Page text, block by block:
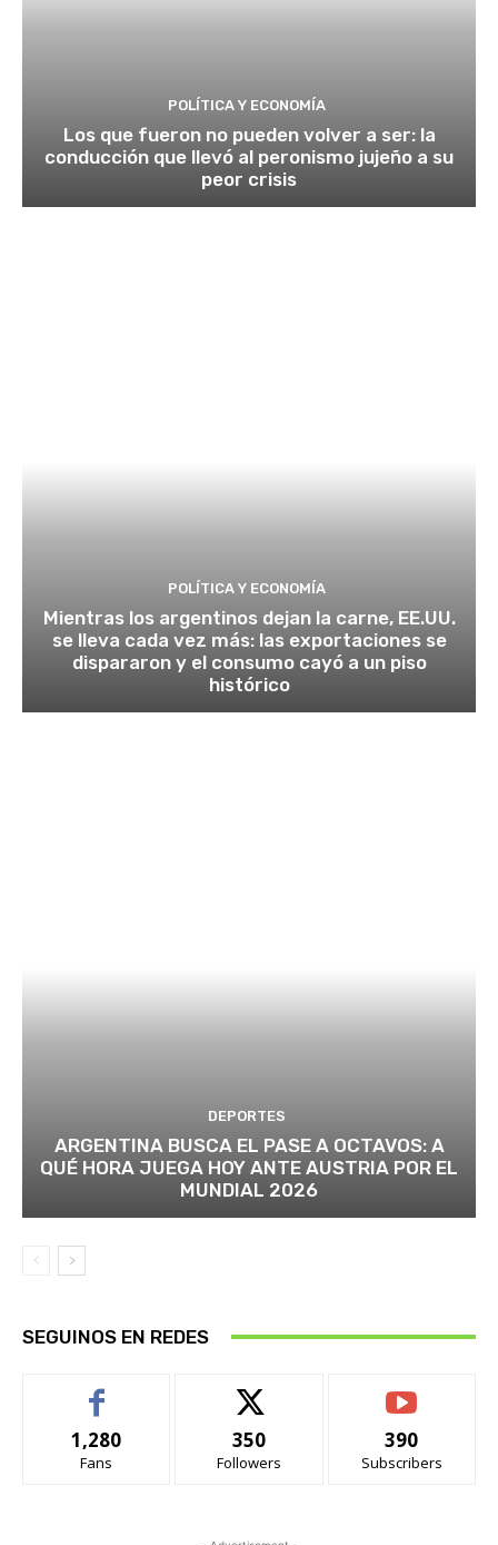
POLÍTICA Y ECONOMÍA
Los que fueron no pueden volver a ser: la
conducción que llevó al peronismo jujeño a su
peor crisis
POLÍTICA Y ECONOMÍA
Mientras los argentinos dejan la carne, EE.UU.
se lleva cada vez más: las exportaciones se
dispararon y el consumo cayó a un piso
histórico
DEPORTES
ARGENTINA BUSCA EL PASE A OCTAVOS: A
QUÉ HORA JUEGA HOY ANTE AUSTRIA POR EL
MUNDIAL 2026
SEGUINOS EN REDES
1,280
Fans
350
Followers
390
Subscribers